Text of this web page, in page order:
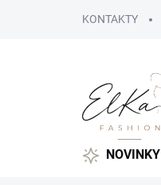
KONTAKTY
NOVINKY